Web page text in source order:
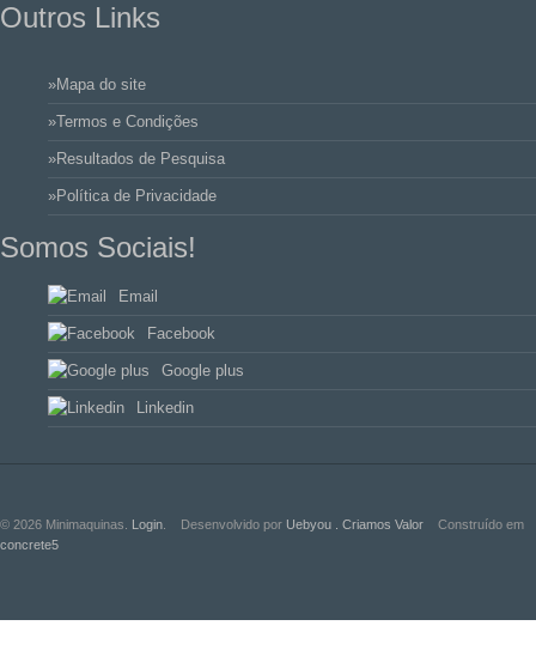
Outros Links
»Mapa do site
»Termos e Condições
»Resultados de Pesquisa
»Política de Privacidade
Somos Sociais!
Email
Facebook
Google plus
Linkedin
© 2026 Minimaquinas. Login Desenvolvido por Uebyou . Criamos Valor
Construído em
concrete5